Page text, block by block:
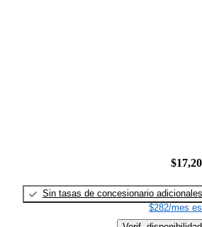
Sin tasas de concesionario adicionales
$282/mes